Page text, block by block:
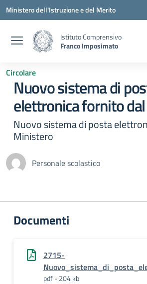
Vai ai contenuti
Vai al menu di navigazione
Vai al footer
Ministero dell'Istruzione e del Merito
Istituto Comprensivo
Franco Imposimato
Circolare
Nuovo sistema di
elettronica fornito
Nuovo sistema di posta
Ministero
Personale scolastico
Documenti
2715-
pdf - 204 kb